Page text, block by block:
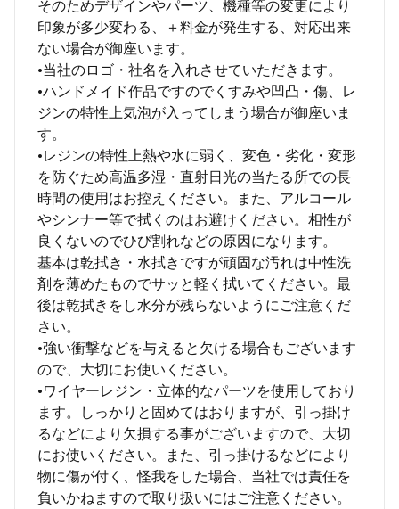
そのためデザインやパーツ、機種等の変更により
印象が多少変わる、＋料金が発生する、対応出来
ない場合が御座います。
•当社のロゴ・社名を入れさせていただきます。
•ハンドメイド作品ですのでくすみや凹凸・傷、レ
ジンの特性上気泡が入ってしまう場合が御座いま
す。
•レジンの特性上熱や水に弱く、変色・劣化・変形
を防ぐため高温多湿・直射日光の当たる所での長
時間の使用はお控えください。また、アルコール
やシンナー等で拭くのはお避けください。相性が
良くないのでひび割れなどの原因になります。
基本は乾拭き・水拭きですが頑固な汚れは中性洗
剤を薄めたものでサッと軽く拭いてください。最
後は乾拭きをし水分が残らないようにご注意くだ
さい。
•強い衝撃などを与えると欠ける場合もございます
ので、大切にお使いください。
•ワイヤーレジン・立体的なパーツを使用しており
ます。しっかりと固めてはおりますが、引っ掛け
るなどにより欠損する事がございますので、大切
にお使いください。また、引っ掛けるなどにより
物に傷が付く、怪我をした場合、当社では責任を
負いかねますので取り扱いにはご注意ください。